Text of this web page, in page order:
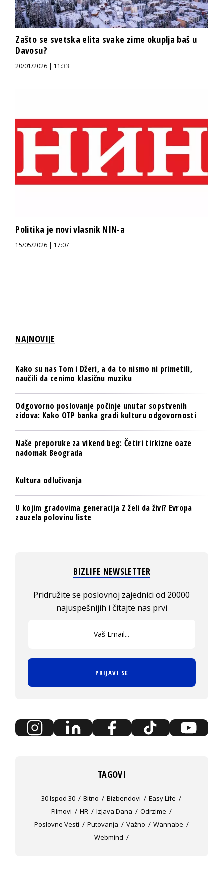
Zašto se svetska elita svake zime okuplja baš u
Davosu?
20/01/2026 | 11:33
Politika je novi vlasnik NIN-a
15/05/2026 | 17:07
NAJNOVIJE
Kako su nas Tom i Džeri, a da to nismo ni primetili,
naučili da cenimo klasičnu muziku
Odgovorno poslovanje počinje unutar sopstvenih
zidova: Kako OTP banka gradi kulturu odgovornosti
Naše preporuke za vikend beg: Četiri tirkizne oaze
nadomak Beograda
Kultura odlučivanja
U kojim gradovima generacija Z želi da živi? Evropa
zauzela polovinu liste
BIZLIFE NEWSLETTER
Pridružite se poslovnoj zajednici od 20000
najuspešnijih i čitajte nas prvi
PRIJAVI SE
TAGOVI
30 Ispod 30 Bitno Bizbendovi
Easy Life
Filmovi
HR Izjava Dana
Odrzime
Poslovne Vesti
Putovanja Važno
Wannabe
Webmind